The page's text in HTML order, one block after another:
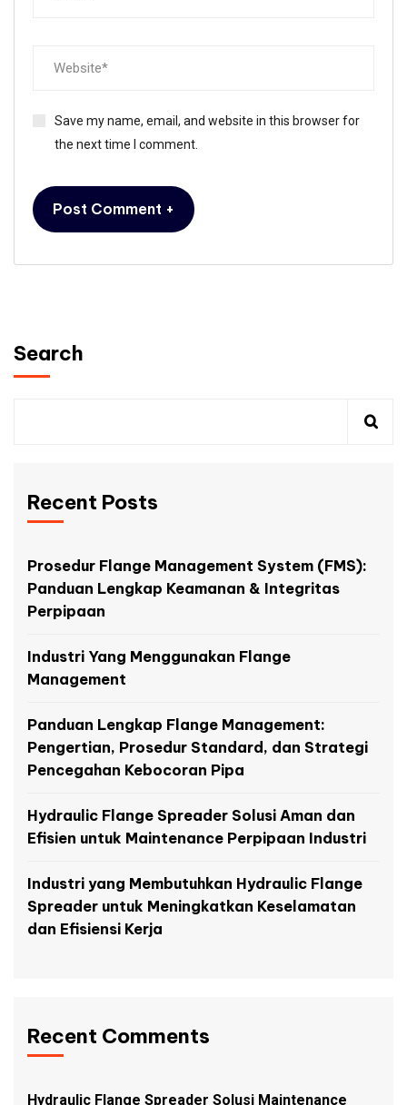
Save my name, email, and website in this browser for
the next time I comment.
Search
Recent Posts
Prosedur Flange Management System (FMS):
Panduan Lengkap Keamanan & Integritas
Perpipaan
Industri Yang Menggunakan Flange
Management
Panduan Lengkap Flange Management:
Pengertian, Prosedur Standard, dan Strategi
Pencegahan Kebocoran Pipa
Hydraulic Flange Spreader Solusi Aman dan
Efisien untuk Maintenance Perpipaan Industri
Industri yang Membutuhkan Hydraulic Flange
Spreader untuk Meningkatkan Keselamatan
dan Efisiensi Kerja
Recent Comments
Hydraulic Flange Spreader Solusi Maintenance